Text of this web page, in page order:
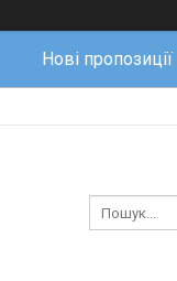
Нові пропозиції